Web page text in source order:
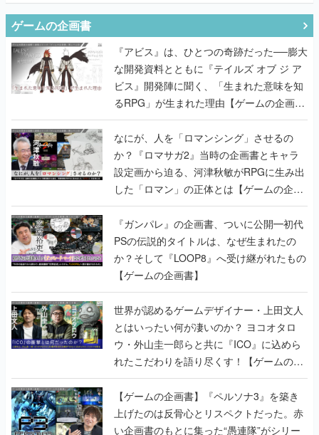
ゲームの企画書
『アビス』は、ひとつの奇跡だった──膨大
な開発資料とともに『テイルズ オブ ジ ア
ビス』開発陣に聞く、「生まれた意味を知
るRPG」が生まれた理由【ゲームの企画
書】
なにが、人を「ロマンシング」させるの
か？『ロマサガ2』当時の企画書とキャラ
設定画から迫る、河津秋敏がRPGに生み出
した「ロマン」の正体とは【ゲームの企画
書】
『ガンパレ』の企画書、ついに公開━初代
PSの伝説的タイトルは、なぜ生まれたの
か？そして『LOOP8』へ受け継がれたもの
【ゲームの企画書】
世界が認めるゲームデザイナー・上田文人
とはいったい何が凄いのか？ ヨコオタロ
ウ・外山圭一郎らと共に『ICO』に込めら
れたこだわりを語り尽くす！【ゲームの企
画書】
【ゲームの企画書】『ペルソナ3』を築き
上げたのは反骨心とリスペクトだった。赤
い企画書のもとに集った“愚連隊”がシリー